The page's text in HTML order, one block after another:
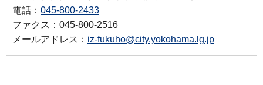
電話： 045-800-2433
ファクス：045-800-2516
メールアドレス： iz-fukuho@city.yokohama.lg.jp